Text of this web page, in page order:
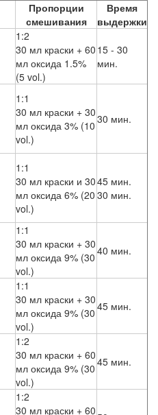
Пропорции
смешивания
Время
выдержки
1:2
30 мл краски + 60
мл оксида 1.5%
(5 vol.)
15 - 30
мин.
1:1
30 мл краски + 30
мл оксида 3% (10
vol.)
30 мин.
1:1
30 мл краски и 30
мл оксида 6% (20
vol.)
45 мин.
30 мин.
1:1
30 мл краски + 30
мл оксида 9% (30
vol.)
40 мин.
1:1
30 мл краски + 30
мл оксида 9% (30
vol.)
45 мин.
1:2
30 мл краски + 60
мл оксида 9% (30
vol.)
45 мин.
1:2
30 мл краски + 60